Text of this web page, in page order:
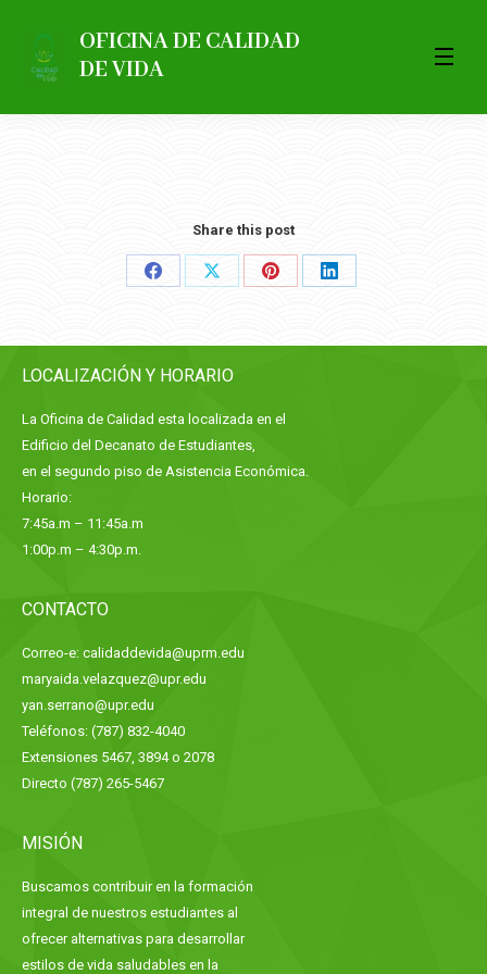
OFICINA DE CALIDAD
DE VIDA
Share this post
Share
Facebook
Share
X
Share
Pinterest
Share
LinkedIn
LOCALIZACIÓN Y HORARIO
La Oficina de Calidad esta localizada en el
Edificio del Decanato de Estudiantes,
en el segundo piso de Asistencia Económica.
Horario:
7:45a.m – 11:45a.m
1:00p.m – 4:30p.m.
CONTACTO
Correo-e: calidaddevida@uprm.edu
maryaida.velazquez@upr.edu
yan.serrano@upr.edu
Teléfonos: (787) 832-4040
Extensiones 5467, 3894 o 2078
Directo (787) 265-5467
MISIÓN
Buscamos contribuir en la formación
integral de nuestros estudiantes al
ofrecer alternativas para desarrollar
estilos de vida saludables en la